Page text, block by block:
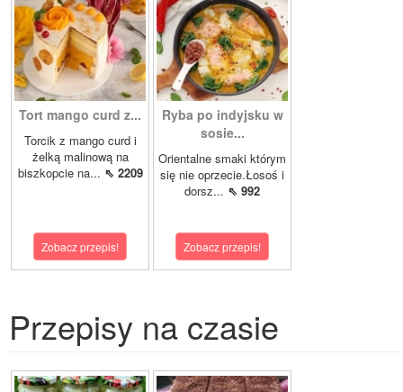
Tort mango curd z...
Torcik z mango curd i
żelką malinową na
biszkopcie na... ⇖ 2209
Zobacz przepis!
Ryba po indyjsku w
sosie...
Orientalne smaki którym
się nie oprzecie.Łosoś i
dorsz... ⇖ 992
Zobacz przepis!
Przepisy na czasie